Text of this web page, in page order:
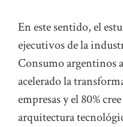
En este sentido, el
ejecutivos de la
Consumo argentinos
acelerado la
empresas y el 80%
arquitectura